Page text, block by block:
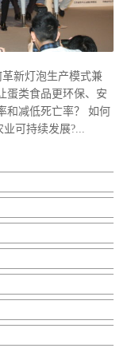
新灯泡生产模式兼
蛋类食品更环保、安
和减低死亡率？ 如何
可持续发展?...